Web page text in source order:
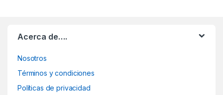
Acerca de….
Nosotros
Términos y condiciones
Políticas de privacidad